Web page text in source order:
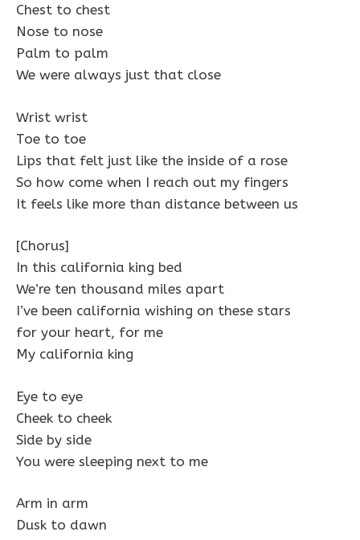
Chest to chest
Nose to nose
Palm to palm
We were always just that close
Wrist wrist
Toe to toe
Lips that felt just like the inside of a rose
So how come when I reach out my fingers
It feels like more than distance between us
[Chorus]
In this california king bed
We’re ten thousand miles apart
I’ve been california wishing on these stars
for your heart, for me
My california king
Eye to eye
Cheek to cheek
Side by side
You were sleeping next to me
Arm in arm
Dusk to dawn